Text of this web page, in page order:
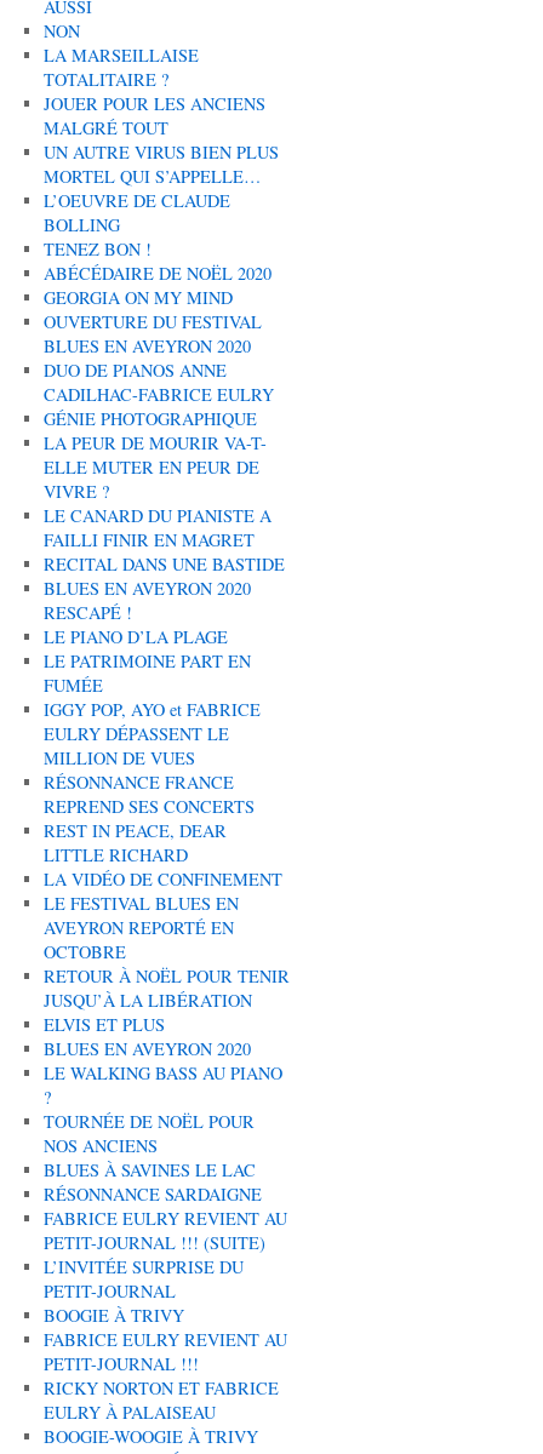
AUSSI
NON
LA MARSEILLAISE
TOTALITAIRE ?
JOUER POUR LES ANCIENS
MALGRÉ TOUT
UN AUTRE VIRUS BIEN PLUS
MORTEL QUI S’APPELLE…
L’OEUVRE DE CLAUDE
BOLLING
TENEZ BON !
ABÉCÉDAIRE DE NOËL 2020
GEORGIA ON MY MIND
OUVERTURE DU FESTIVAL
BLUES EN AVEYRON 2020
DUO DE PIANOS ANNE
CADILHAC-FABRICE EULRY
GÉNIE PHOTOGRAPHIQUE
LA PEUR DE MOURIR VA-T-
ELLE MUTER EN PEUR DE
VIVRE ?
LE CANARD DU PIANISTE A
FAILLI FINIR EN MAGRET
RECITAL DANS UNE BASTIDE
BLUES EN AVEYRON 2020
RESCAPÉ !
LE PIANO D’LA PLAGE
LE PATRIMOINE PART EN
FUMÉE
IGGY POP, AYO et FABRICE
EULRY DÉPASSENT LE
MILLION DE VUES
RÉSONNANCE FRANCE
REPREND SES CONCERTS
REST IN PEACE, DEAR
LITTLE RICHARD
LA VIDÉO DE CONFINEMENT
LE FESTIVAL BLUES EN
AVEYRON REPORTÉ EN
OCTOBRE
RETOUR À NOËL POUR TENIR
JUSQU’À LA LIBÉRATION
ELVIS ET PLUS
BLUES EN AVEYRON 2020
LE WALKING BASS AU PIANO
?
TOURNÉE DE NOËL POUR
NOS ANCIENS
BLUES À SAVINES LE LAC
RÉSONNANCE SARDAIGNE
FABRICE EULRY REVIENT AU
PETIT-JOURNAL !!! (SUITE)
L’INVITÉE SURPRISE DU
PETIT-JOURNAL
BOOGIE À TRIVY
FABRICE EULRY REVIENT AU
PETIT-JOURNAL !!!
RICKY NORTON ET FABRICE
EULRY À PALAISEAU
BOOGIE-WOOGIE À TRIVY